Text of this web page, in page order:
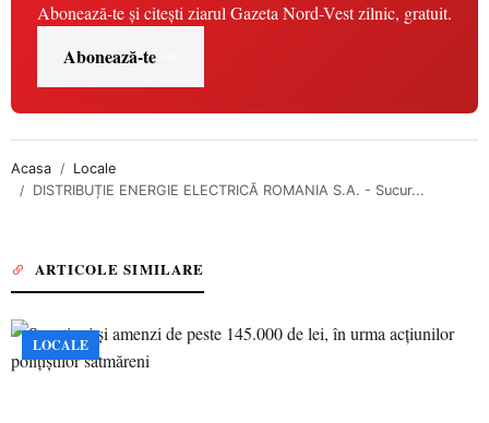
Abonează-te și citești ziarul Gazeta Nord-Vest zilnic, gratuit.
Abonează-te
Acasa
Locale
DISTRIBUȚIE ENERGIE ELECTRICĂ ROMANIA S.A. - Sucur...
ARTICOLE SIMILARE
LOCALE